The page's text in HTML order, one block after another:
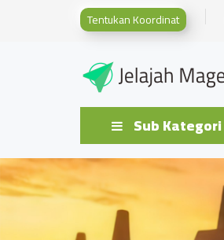
Tentukan Koordinat
Sub Kategori